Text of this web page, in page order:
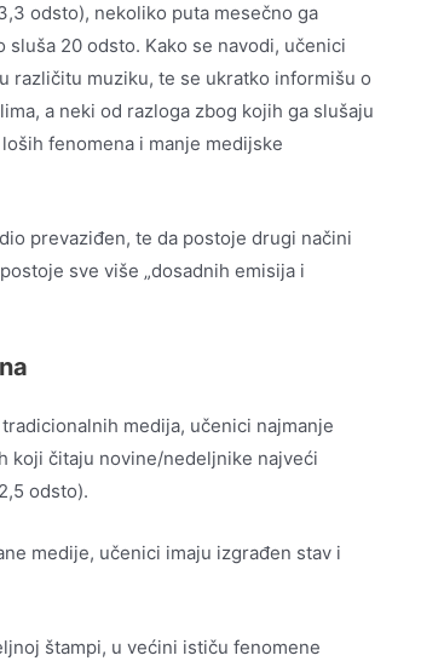
odsto), nekoliko puta mesečno ga
20 odsto. Kako se navodi, učenici
različitu muziku, te se ukratko informišu o
a neki od razloga zbog kojih ga slušaju
fenomena i manje medijske
prevaziđen, te da postoje drugi načini
sve više „dosadnih emisija i
medija, učenici najmanje
koji čitaju novine/nedeljnike najveći
odsto).
medije, učenici imaju izgrađen stav i
štampi, u većini ističu fenomene